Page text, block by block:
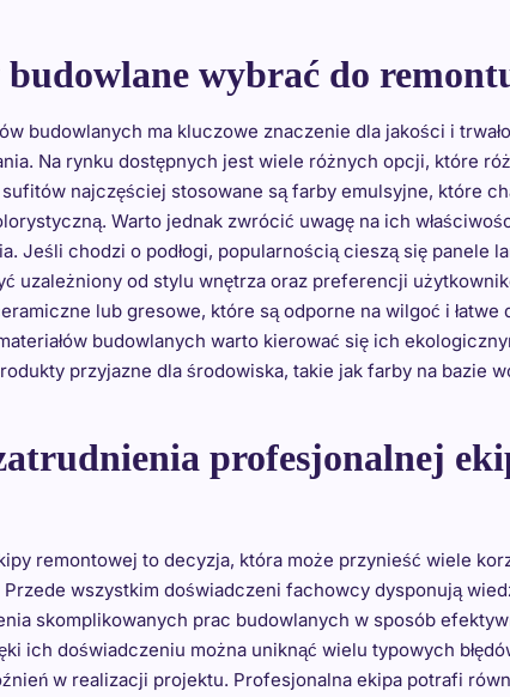
wybrać do
budowlanych ma kluczowe znaczenie dla jakości i
Na rynku dostępnych jest wiele różnych opcji, które
najczęściej stosowane są farby emulsyjne, które
Warto jednak zwrócić uwagę na ich
Jeśli chodzi o podłogi, popularnością cieszą się panele
uzależniony od stylu wnętrza oraz preferencji
lub gresowe, które są odporne na wilgoć i
budowlanych warto kierować się ich
przyjazne dla środowiska, takie jak farby na bazie
profesjonalnej
remontowej to decyzja, która może przynieść wiele
wszystkim doświadczeni fachowcy dysponują
skomplikowanych prac budowlanych w sposób
ich doświadczeniu można uniknąć wielu typowych
w realizacji projektu. Profesjonalna ekipa potrafi